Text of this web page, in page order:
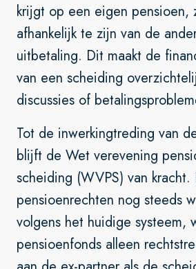
krijgt op een eigen pensioen,
afhankelijk te zijn van de
uitbetaling. Dit maakt de
van een scheiding
discussies of
Tot de inwerkingtreding van
blijft de Wet verevening
scheiding (WVPS) van
pensioenrechten nog steeds
volgens het huidige systeem,
pensioenfonds alleen